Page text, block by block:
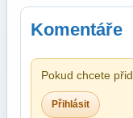
Komentáře
Pokud chcete
Přihlásit